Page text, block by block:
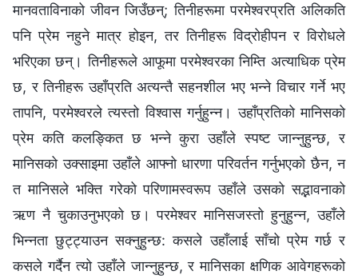
मानवताविनाको जीवन जिउँछन्; तिनीहरूमा परमेश्‍वरप्रति अलिकति
पनि प्रेम नहुने मात्र होइन, तर तिनीहरू विद्रोहीपन र विरोधले
भरिएका छन्। तिनीहरूले आफूमा परमेश्‍वरका निम्ति अत्याधिक प्रेम
छ, र तिनीहरू उहाँप्रति अत्यन्तै सहनशील भए भन्‍ने विचार गर्ने भए
तापनि, परमेश्‍वरले त्यस्तो विश्‍वास गर्नुहुन्न। उहाँप्रतिको मानिसको
प्रेम कति कलङ्कित छ भन्‍ने कुरा उहाँले स्पष्ट जान्नुहुन्छ, र
मानिसको उक्साइमा उहाँले आफ्नो धारणा परिवर्तन गर्नुभएको छैन, न
त मानिसले भक्ति गरेको परिणामस्वरूप उहाँले उसको सद्भावनाको
ऋण नै चुकाउनुभएको छ। परमेश्‍वर मानिसजस्तो हुनुहुन्न, उहाँले
भिन्नता छुट्ट्याउन सक्नुहुन्छ: कसले उहाँलाई साँचो प्रेम गर्छ र
कसले गर्दैन त्यो उहाँले जान्नुहुन्छ, र मानिसका क्षणिक आवेगहरूको